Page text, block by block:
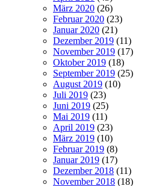
März 2020 (26)
Februar 2020 (23)
Januar 2020 (21)
Dezember 2019 (11)
November 2019 (17)
Oktober 2019 (18)
September 2019 (25)
August 2019 (10)
Juli 2019 (23)
Juni 2019 (25)
Mai 2019 (11)
April 2019 (23)
März 2019 (10)
Februar 2019 (8)
Januar 2019 (17)
Dezember 2018 (11)
November 2018 (18)